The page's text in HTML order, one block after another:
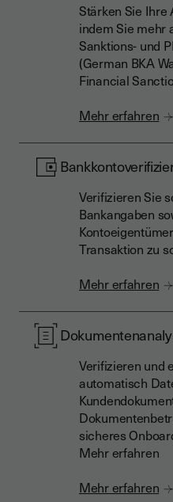
Stärken Sie Ihre
indem Sie mehr
Sanktions- und
(German BKA
Financial
Mehr erfahren
Verifizieren Sie
Bankangaben
Transaktion zu
Mehr erfahren
Verifizieren und
automatisch
sicheres
Mehr erfahren
Mehr erfahren